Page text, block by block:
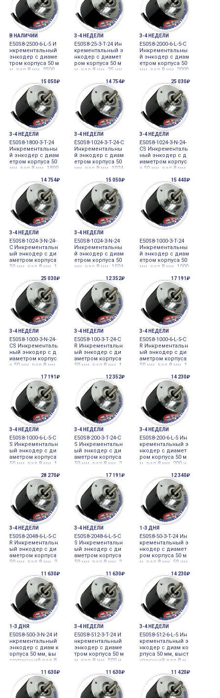
В НАЛИЧИИ
E50S8-2500-6-L-5 И
нкрементальный
энкодер с диаме
тром корпуса 50 м
м, вал 8 мм, 2500
фференциальны
й, 5VDC Autonics
3-4 НЕДЕЛИ
E50S8-25-3-T-24 Ин
крементальный э
нкодер с диамет
ром корпуса 50 м
м, вал 8 мм, 25 им
лементарный, 12-
24VDC Autonics
3-4 НЕДЕЛИ
E50S8-2000-6-L-5-C
Инкрементальны
й энкодер с диам
етром корпуса 50
мм, вал 8 мм, 2000
фференциальны
й, кабель сбоку A
utonics
15 050₽
3-4 НЕДЕЛИ
E50S8-1800-3-T-24
Инкрементальны
й энкодер с диам
етром корпуса 50
мм, вал 8 мм, 1800
мплементарный,
12-24VDC Autonics
14 754₽
3-4 НЕДЕЛИ
E50S8-1024-3-T-24-C
Инкрементальны
й энкодер с диам
етром корпуса 50
мм, вал 8 мм, 1024
мплементарный,
кабель 10м Autoni
cs
25 030₽
3-4 НЕДЕЛИ
E50S8-1024-3-N-24-
CS Инкременталь
ный энкодер с д
иаметром корпус
а 50 мм, вал 8 мм,
од NPN, разъем с
боку, 12-24VDC Aut
onics
14 754₽
3-4 НЕДЕЛИ
E50S8-1024-3-N-24-
C Инкрементальн
ый энкодер с ди
аметром корпуса
50 мм, вал 8 мм, 1
д NPN, кабель с р
азъемом, 12-24VD
C Autonics
15 050₽
3-4 НЕДЕЛИ
E50S8-1024-3-N-24
Инкрементальны
й энкодер с диам
етром корпуса 50
мм, вал 8 мм, 1024
PN, 12-24VDC Auto
nics
15 440₽
E50S8-1000-3-T-24
Инкрементальны
й энкодер с диам
етром корпуса 50
мм, вал 8 мм, 1000
мплементарный,
12-24VDC Autonics
25 030₽
3-4 НЕДЕЛИ
E50S8-1000-3-N-24-
CS Инкременталь
ный энкодер с д
иаметром корпус
а 50 мм, вал 8 мм,
од NPN, разъем с
боку, 12-24VDC Aut
onics
12 352₽
3-4 НЕДЕЛИ
E50S8-100-3-T-24-C
R Инкрементальн
ый энкодер с ди
аметром корпуса
50 мм, вал 8 мм, 1
комплементарны
й, разъем Autonic
17 191₽
3-4 НЕДЕЛИ
E50S8-1000-6-L-5-C
R Инкрементальн
ый энкодер с ди
аметром корпуса
50 мм, вал 8 мм, 1
д Line Driver, 5VDC
Autonics
17 191₽
3-4 НЕДЕЛИ
E50S8-1000-6-L-5-C
S Инкрементальн
ый энкодер с ди
аметром корпуса
50 мм, вал 8 мм, 1
д Line Driver, 5VDC
Autonics
12 352₽
3-4 НЕДЕЛИ
E50S8-200-3-T-24-C
S Инкрементальн
ый энкодер с ди
аметром корпуса
50 мм, вал 8 мм, 2
Totem pole, 24VD
C, Autonics
14 230₽
3-4 НЕДЕЛИ
E50S8-200-6-L-5 Ин
крементальный э
нкодер с диамет
ром корпуса 50 м
м, вал 8 мм, 200 и
e Driver, 5VDC Auto
nics
28 270₽
3-4 НЕДЕЛИ
E50S8-2048-6-L-5-C
R Инкрементальн
ый энкодер с ди
аметром корпуса
50 мм, вал 8 мм, 2
д Line Driver, 5VDC
Autonics
17 191₽
3-4 НЕДЕЛИ
E50S8-2048-6-L-5-C
S Инкрементальн
ый энкодер с ди
аметром корпуса
50 мм, вал 8 мм, 2
д Line Driver, 5VDC
Autonics
12 340₽
1-3 ДНЯ
E50S8-50-3-T-24 Ин
крементальный э
нкодер с диамет
ром корпуса 50 м
м, вал 8 мм, 50 им
m pole, 24VDC Aut
onics
11 630₽
1-3 ДНЯ
E50S8-500-3-N-24 И
нкрементальный
энкодер с диам к
орпуса 50 мм, вы
ступающий вал 8
4VDC Autonics
11 630₽
3-4 НЕДЕЛИ
E50S8-512-3-T-24 И
нкрементальный
энкодер с диаме
тром корпуса 50 м
м, вал 8 мм, 500 и
em Pole, 24VDC A
utonics
14 230₽
3-4 НЕДЕЛИ
E50S8-512-6-L-5 Ин
крементальный э
нкодер с диам ко
рпуса 50 мм, выст
упающий вал 8 м
DC Autonics
11 630₽ 11 630₽ 11 420₽